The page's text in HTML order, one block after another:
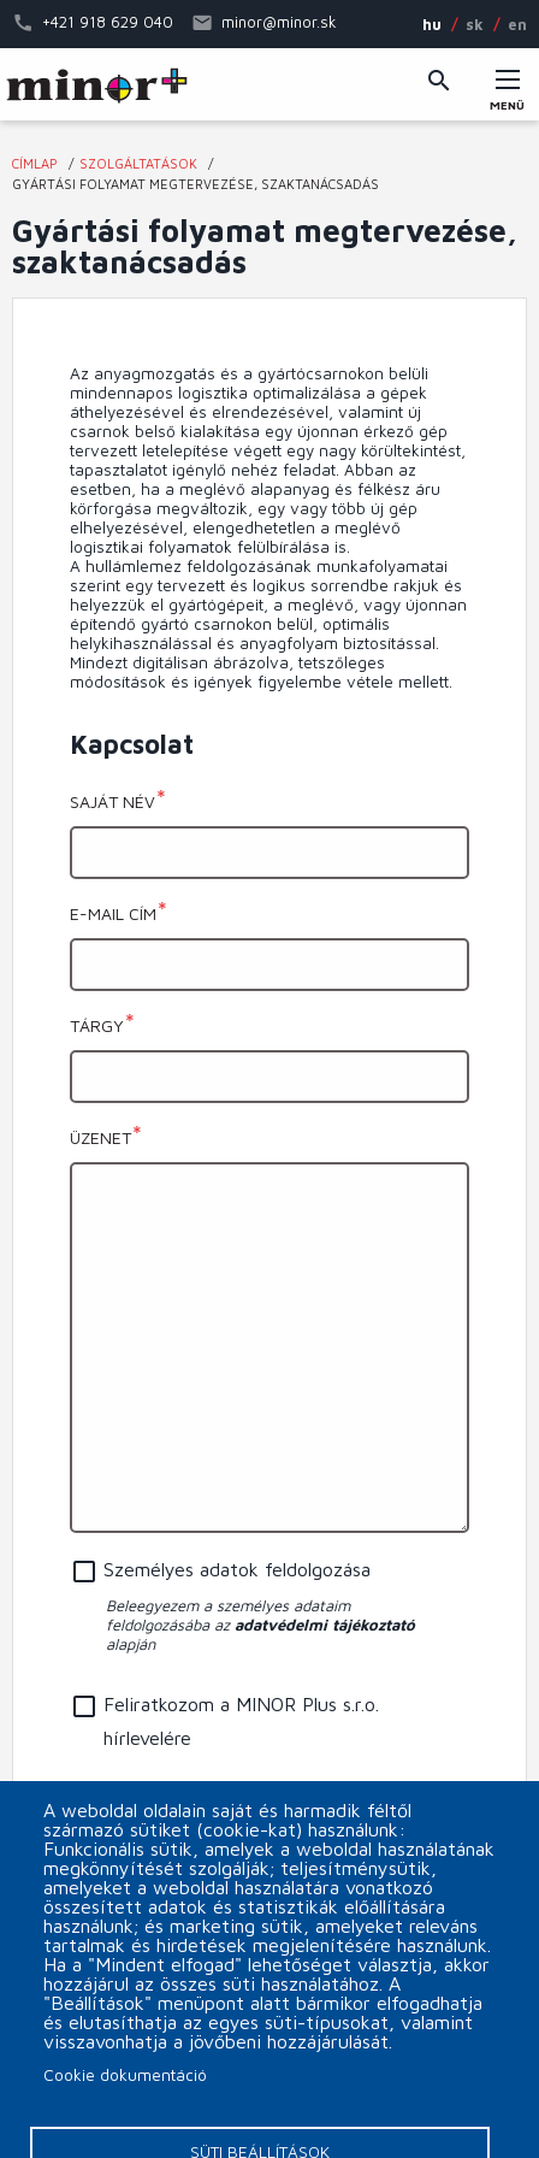
tartalomra
+421 918 629 040 minor@minor.sk hu sk en
Fő
navigáció
MENÜ
Jelenlegi
hely
CÍMLAP
SZOLGÁLTATÁSOK
GYÁRTÁSI FOLYAMAT MEGTERVEZÉSE, SZAKTANÁCSADÁS
Gyártási folyamat megtervezése,
szaktanácsadás
Az anyagmozgatás és a gyártócsarnokon belüli
mindennapos logisztika optimalizálása a gépek
áthelyezésével és elrendezésével, valamint új
csarnok belső kialakítása egy újonnan érkező gép
tervezett letelepítése végett egy nagy körültekintést,
tapasztalatot igénylő nehéz feladat. Abban az
esetben, ha a meglévő alapanyag és félkész áru
körforgása megváltozik, egy vagy több új gép
elhelyezésével, elengedhetetlen a meglévő
logisztikai folyamatok felülbírálása is.
A hullámlemez feldolgozásának munkafolyamatai
szerint egy tervezett és logikus sorrendbe rakjuk és
helyezzük el gyártógépeit, a meglévő, vagy újonnan
építendő gyártó csarnokon belül, optimális
helykihasználással és anyagfolyam biztosítással.
Mindezt digitálisan ábrázolva, tetszőleges
módosítások és igények figyelembe vétele mellett.
Kapcsolat
SAJÁT NÉV
E-MAIL CÍM
TÁRGY
ÜZENET
Személyes adatok feldolgozása
Beleegyezem a személyes adataim
feldolgozásába az adatvédelmi tájékoztató
alapján
Feliratkozom a MINOR Plus s.r.o.
hírlevelére
CAPTCHA
A weboldal oldalain saját és harmadik féltől
származó sütiket (cookie-kat) használunk:
Funkcionális sütik, amelyek a weboldal használatának
megkönnyítését szolgálják; teljesítménysütik,
amelyeket a weboldal használatára vonatkozó
összesített adatok és statisztikák előállítására
használunk; és marketing sütik, amelyeket releváns
tartalmak és hirdetések megjelenítésére használunk.
Ha a "Mindent elfogad" lehetőséget választja, akkor
hozzájárul az összes süti használatához. A
"Beállítások" menüpont alatt bármikor elfogadhatja
és elutasíthatja az egyes süti-típusokat, valamint
visszavonhatja a jövőbeni hozzájárulását.
Cookie dokumentáció
SÜTI BEÁLLÍTÁSOK
PätaCookie beállítások Kapcsolat